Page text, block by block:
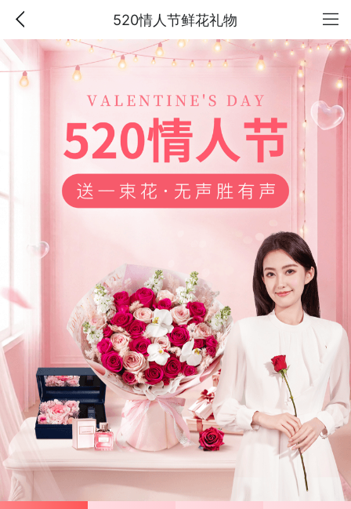
520情人节鲜花礼物